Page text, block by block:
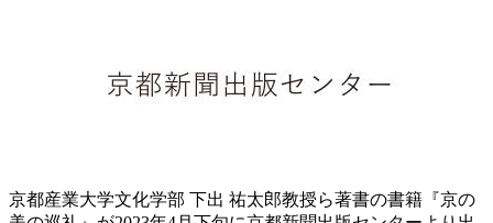
京都産業大学文化学部 下出 祐太郎教授ら著書の書籍『京の